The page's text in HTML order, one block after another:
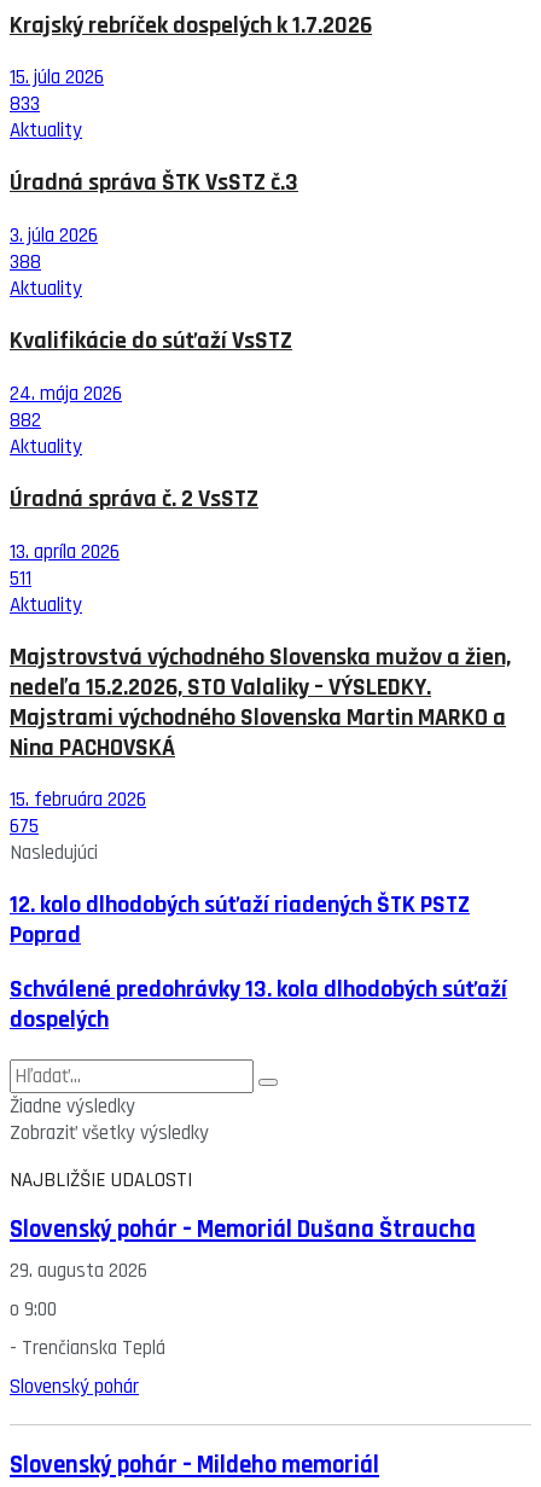
Krajský rebríček dospelých k 1.7.2026
15. júla 2026
833
Aktuality
Úradná správa ŠTK VsSTZ č.3
3. júla 2026
388
Aktuality
Kvalifikácie do súťaží VsSTZ
24. mája 2026
882
Aktuality
Úradná správa č. 2 VsSTZ
13. apríla 2026
511
Aktuality
Majstrovstvá východného Slovenska mužov a žien,
nedeľa 15.2.2026, STO Valaliky – VÝSLEDKY.
Majstrami východného Slovenska Martin MARKO a
Nina PACHOVSKÁ
15. februára 2026
675
Nasledujúci
12. kolo dlhodobých súťaží riadených ŠTK PSTZ
Poprad
Schválené predohrávky 13. kola dlhodobých súťaží
dospelých
Žiadne výsledky
Zobraziť všetky výsledky
NAJBLIŽŠIE UDALOSTI
Slovenský pohár – Memoriál Dušana Štraucha
29. augusta 2026
o 9:00
- Trenčianska Teplá
Slovenský pohár
Slovenský pohár – Mildeho memoriál